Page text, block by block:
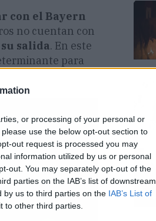
or processing of your personal or
use the below opt-out section to
out request is processed you may
information utilized by us or personal
out. You may separately opt-out of the
parties on the IAB’s list of downstream
by us to third parties on the IAB’s List of
to other third parties.
con el Bayern
no cuentan con
salida. En este
para